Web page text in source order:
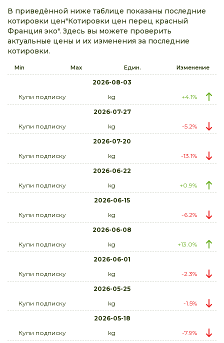
В приведённой ниже таблице показаны последние
котировки цен"Котировки цен перец красный
Франция эко". Здесь вы можете проверить
актуальные цены и их изменения за последние
котировки.
Min Max Един. Изменение
2026-08-03
Купи подписку
kg
+4.1%
2026-07-27
Купи подписку
kg
-5.2%
2026-07-20
Купи подписку
kg
-13.1%
2026-06-22
Купи подписку
kg
+0.9%
2026-06-15
Купи подписку
kg
-6.2%
2026-06-08
Купи подписку
kg
+13.0%
2026-06-01
Купи подписку
kg
-2.3%
2026-05-25
Купи подписку
kg
-1.5%
2026-05-18
Купи подписку
kg
-7.9%